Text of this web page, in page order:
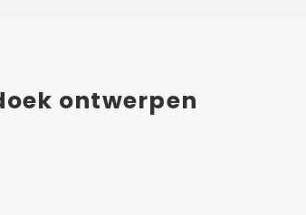
ontwerpen